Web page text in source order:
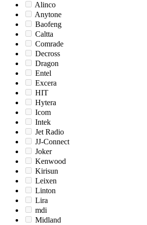
Alinco
Anytone
Baofeng
Caltta
Comrade
Decross
Dragon
Entel
Excera
HIT
Hytera
Icom
Intek
Jet Radio
JJ-Connect
Joker
Kenwood
Kirisun
Leixen
Linton
Lira
mdi
Midland